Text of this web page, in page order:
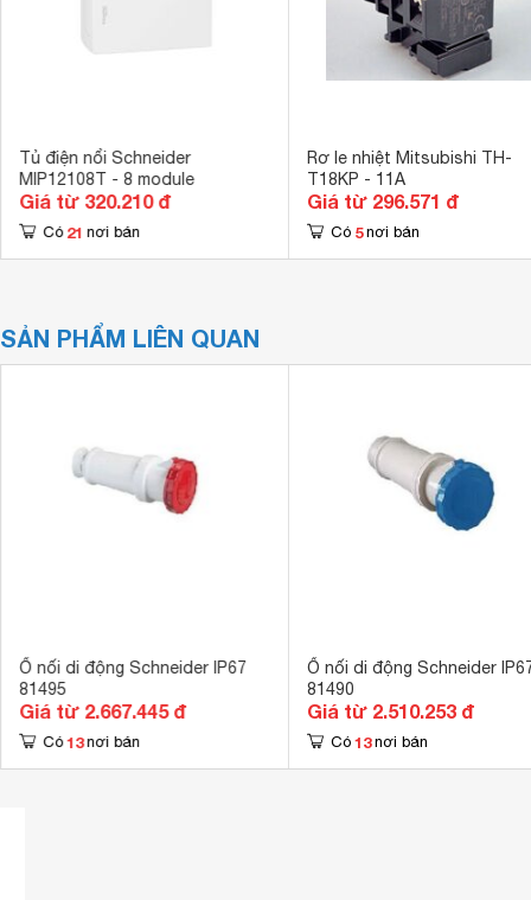
Tủ điện nổi Schneider
MIP12108T - 8 module
Giá từ 320.210 đ
Có 21 nơi bán
Rơ le nhiệt Mitsubishi TH-
T18KP - 11A
Giá từ 296.571 đ
Có 5 nơi bán
SẢN PHẨM LIÊN QUAN
Ổ nối di động Schneider IP67
81495
Giá từ 2.667.445 đ
Có 13 nơi bán
Ổ nối di động Schneider
81490
Giá từ 2.510.253 đ
Có 13 nơi bán